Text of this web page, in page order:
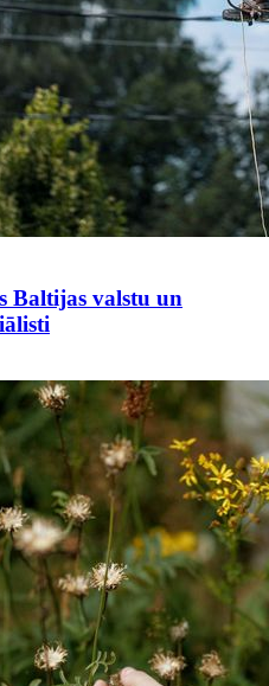
Baltijas valstu un